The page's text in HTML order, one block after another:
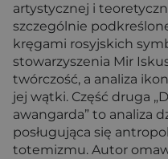
artystycznej i
szczególnie
kręgami rosyjskich
stowarzyszenia Mir
twórczość, a analiza
jej wątki. Część druga
awangarda” to analiza
posługująca się
totemizmu. Autor